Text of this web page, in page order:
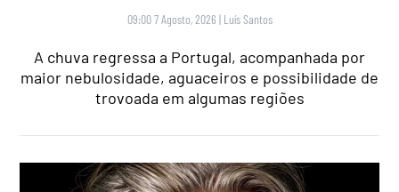
09:00 7 Agosto, 2026 | Luís Santos
A chuva regressa a Portugal, acompanhada por
maior nebulosidade, aguaceiros e possibilidade de
trovoada em algumas regiões